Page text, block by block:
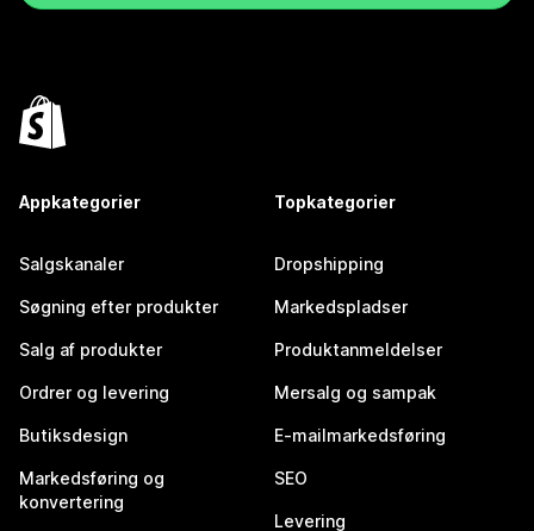
Appkategorier
Salgskanaler
Søgning efter produkter
Salg af produkter
Ordrer og levering
Butiksdesign
Markedsføring og
konvertering
Topkategorier
Dropshipping
Markedspladser
Produktanmeldelser
Mersalg og sampak
E-mailmarkedsføring
SEO
Levering